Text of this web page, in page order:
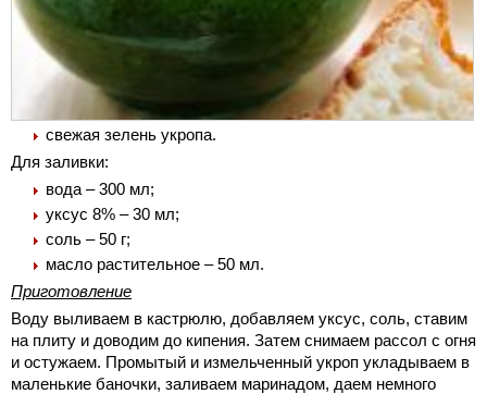
свежая зелень укропа.
Для заливки:
вода – 300 мл;
уксус 8% – 30 мл;
соль – 50 г;
масло растительное – 50 мл.
Приготовление
Воду выливаем в кастрюлю, добавляем уксус, соль, ставим
на плиту и доводим до кипения. Затем снимаем рассол с огня
и остужаем. Промытый и измельченный укроп укладываем в
маленькие баночки, заливаем маринадом, даем немного